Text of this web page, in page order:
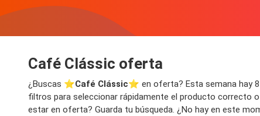
Café Clássic oferta
¿Buscas ⭐️Café Clássic⭐️ en oferta? Esta semana hay
filtros para seleccionar rápidamente el producto correcto
estar en oferta? Guarda tu búsqueda. ¿No hay en este